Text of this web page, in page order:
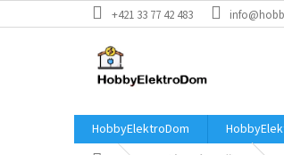
na
+421 33 77 42 483
HobbyElektroDom